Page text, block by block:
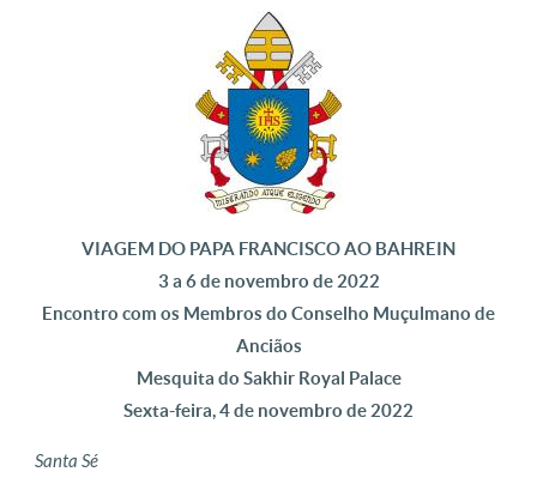
VIAGEM DO PAPA FRANCISCO AO BAHREIN
3 a 6 de novembro de 2022
Encontro com os Membros do Conselho Muçulmano de
Anciãos
Mesquita do Sakhir Royal Palace
Sexta-feira, 4 de novembro de 2022
Santa Sé